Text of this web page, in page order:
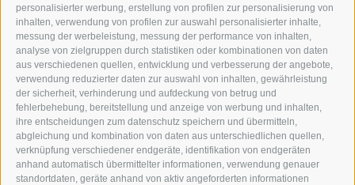
personalisierter werbung, erstellung von profilen zur personalisierung von
inhalten, verwendung von profilen zur auswahl personalisierter inhalte,
messung der werbeleistung, messung der performance von inhalten,
analyse von zielgruppen durch statistiken oder kombinationen von daten
aus verschiedenen quellen, entwicklung und verbesserung der angebote,
verwendung reduzierter daten zur auswahl von inhalten, gewährleistung
der sicherheit, verhinderung und aufdeckung von betrug und
fehlerbehebung, bereitstellung und anzeige von werbung und inhalten,
ihre entscheidungen zum datenschutz speichern und übermitteln,
abgleichung und kombination von daten aus unterschiedlichen quellen,
verknüpfung verschiedener endgeräte, identifikation von endgeräten
anhand automatisch übermittelter informationen, verwendung genauer
standortdaten, geräte anhand von aktiv angeforderten informationen
GRAFIK@DERERKER.IT
INFO@DERERKER.IT
BARBARA.FONTANA@DERERKER.IT
DER ERKER
WERBEN IM ERKER
ONLINE-WERBUNG
SEPA-DAUERAUFTRAG
REGELN LESERKOMMENTARE
ONLINE VOTING